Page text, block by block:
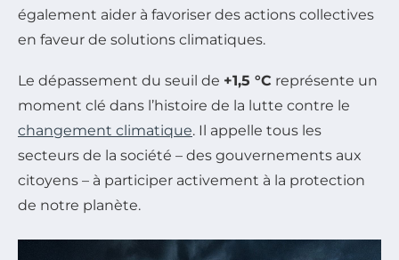
également aider à favoriser des actions collectives
en faveur de solutions climatiques.
Le dépassement du seuil de +1,5 °C représente un
moment clé dans l’histoire de la lutte contre le
changement climatique. Il appelle tous les
secteurs de la société – des gouvernements aux
citoyens – à participer activement à la protection
de notre planète.